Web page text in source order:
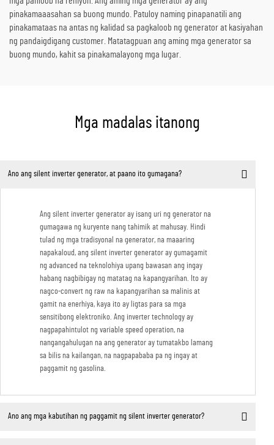
pinakamaaasahan sa buong mundo. Patuloy naming pinapanatili ang
pinakamataas na antas ng kalidad sa pagkaloob ng generator at kasiyahan
ng pandaigdigang customer. Matatagpuan ang aming mga generator sa
buong mundo, kahit sa pinakamalayong mga lugar.
Mga madalas itanong
Ano ang silent inverter generator, at paano ito gumagana?
Ang silent inverter generator ay isang uri ng generator na
gumagawa ng kuryente nang tahimik at mahusay. Hindi
tulad ng mga tradisyonal na generator, na maaaring
napakaloud, ang silent inverter generator ay gumagamit
ng advanced na teknolohiya upang bawasan ang ingay
habang nagbibigay ng matatag na kapangyarihan. Ito ay
nagco-convert ng raw na kapangyarihan sa malinis at
gamit na enerhiya, kaya ito ay ligtas para sa mga
sensitibong elektroniko. Ang inverter technology ay
nagpapahintulot ng variable speed operation, na
nangangahulugan na ang generator ay tumatakbo lamang
sa bilis na kailangan, na nagpapababa pa ng ingay at
paggamit ng gasolina.
Ano ang mga kabutihan ng paggamit ng silent inverter generator?